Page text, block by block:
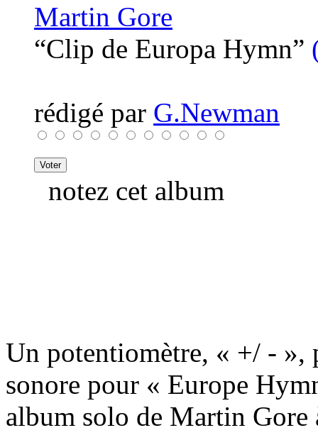
Martin Gore
“Clip de Europa Hymn”
rédigé par G.Newman
notez cet album
Un potentiomètre, « +/ - »,
sonore pour « Europe
album solo de Martin